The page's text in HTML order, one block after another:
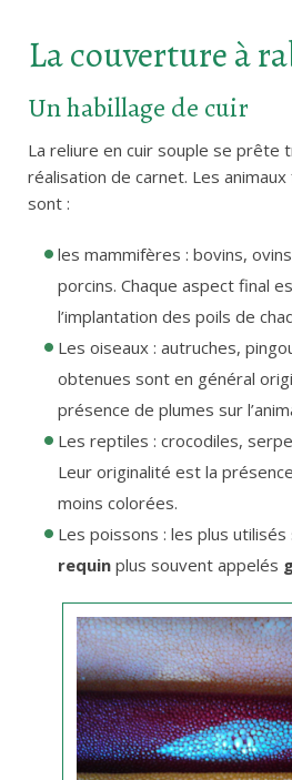
La couverture à
Un habillage de cuir
La reliure en cuir souple se prête
réalisation de carnet. Les
sont :
les mammifères : bovins,
porcins. Chaque aspect final
l’implantation des poils de
Les oiseaux : autruches,
obtenues sont en général
présence de plumes sur
Les reptiles : crocodiles,
Leur originalité est la
moins colorées.
Les poissons : les plus
requin plus souvent appelés